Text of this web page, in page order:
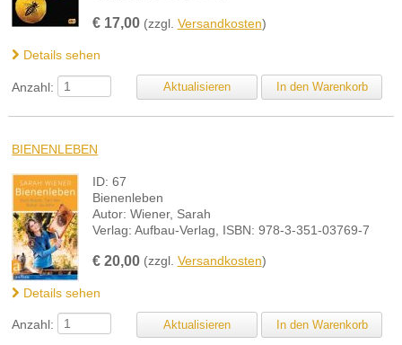
€17,00 (zzgl. Versandkosten)
Details sehen
Anzahl:
BIENENLEBEN
ID: 67
Bienenleben
Autor: Wiener, Sarah
Verlag: Aufbau-Verlag, ISBN: 978-3-351-03769-7
€20,00 (zzgl. Versandkosten)
Details sehen
Anzahl: